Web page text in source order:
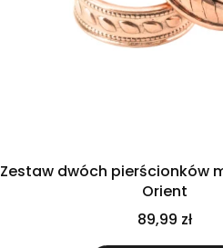
Zestaw dwóch pierścionków
Orient
89,99 zł